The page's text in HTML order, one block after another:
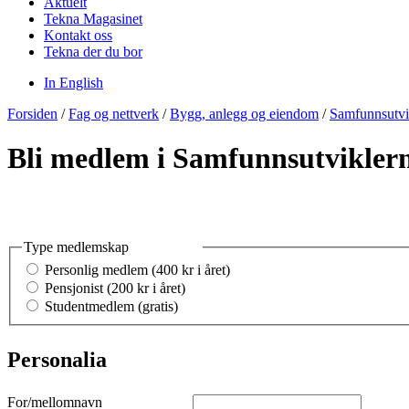
Tekna Magasinet
Kontakt oss
Tekna der du bor
In English
Forsiden / Fag og nettverk / Bygg, anlegg og eiendom /
Bli medlem i
Type medlemskap
Personlig medlem (400 kr i året)
Pensjonist (200 kr i året)
Studentmedlem (gratis)
Personalia
For/mellomnavn